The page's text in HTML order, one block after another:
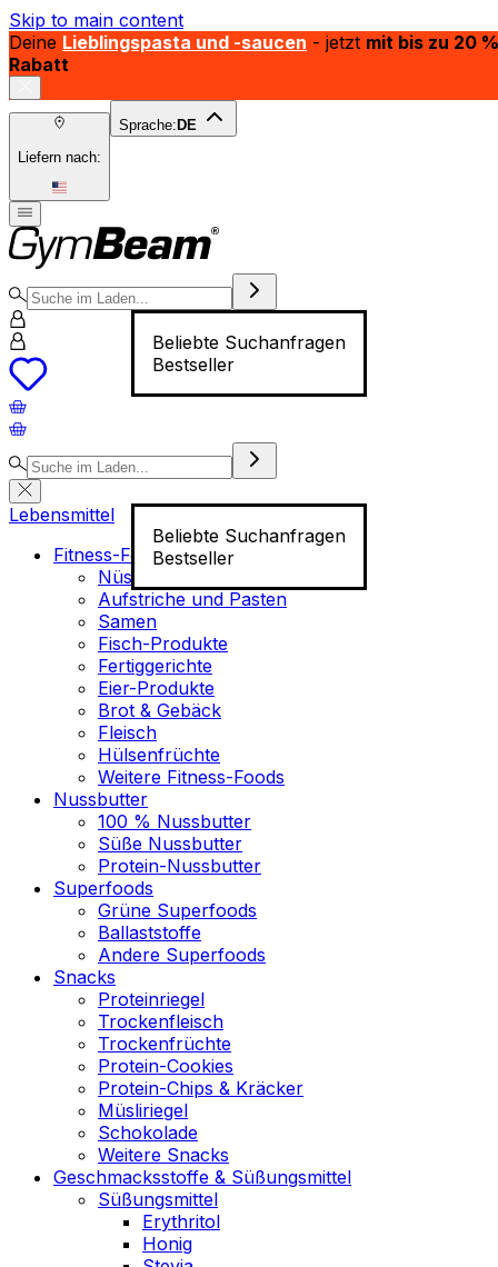
Skip to main content
Deine Lieblingspasta und -saucen - jetzt mit bis zu 20 %
Rabatt
Liefern nach:
Sprache: DE
Beliebte Suchanfragen
Bestseller
Beliebte Suchanfragen
Bestseller
Lebensmittel
Fitness-Food
Nüsse
Aufstriche und Pasten
Samen
Fisch-Produkte
Fertiggerichte
Eier-Produkte
Brot & Gebäck
Fleisch
Hülsenfrüchte
Weitere Fitness-Foods
Nussbutter
100 % Nussbutter
Süße Nussbutter
Protein-Nussbutter
Superfoods
Grüne Superfoods
Ballaststoffe
Andere Superfoods
Snacks
Proteinriegel
Trockenfleisch
Trockenfrüchte
Protein-Cookies
Protein-Chips & Kräcker
Müsliriegel
Schokolade
Weitere Snacks
Geschmacksstoffe & Süßungsmittel
Süßungsmittel
Erythritol
Honig